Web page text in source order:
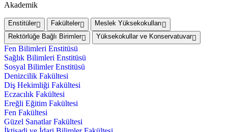
Akademik
Enstitüler Fakülteler
Meslek Yüksekokulları
Rektörlüğe Bağlı Birimler
Yüksekokullar ve Konservatuvar
Fen Bilimleri Enstitüsü
Sağlık Bilimleri Enstitüsü
Sosyal Bilimler Enstitüsü
Denizcilik Fakültesi
Diş Hekimliği Fakültesi
Eczacılık Fakültesi
Ereğli Eğitim Fakültesi
Fen Fakültesi
Güzel Sanatlar Fakültesi